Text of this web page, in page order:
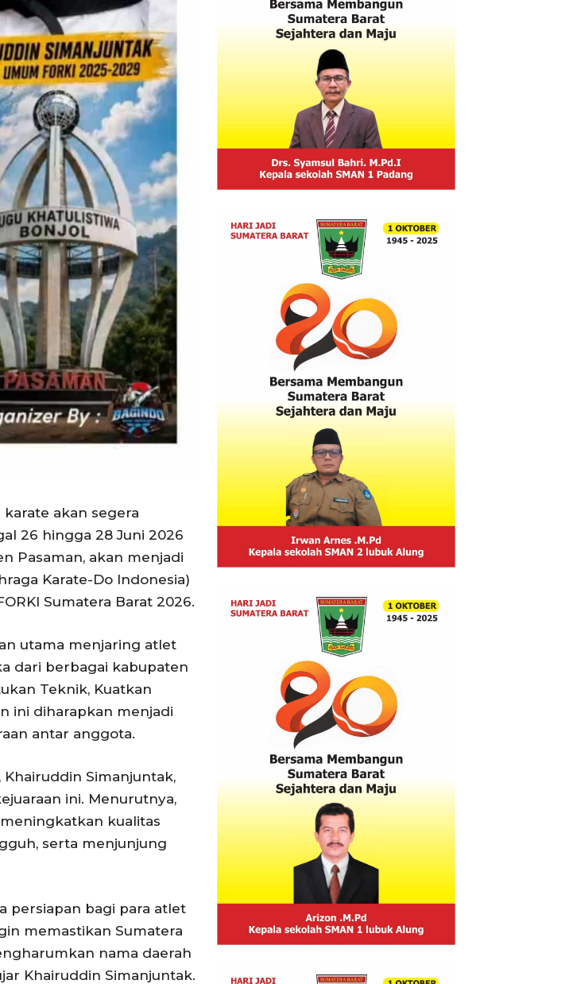
akan segera
26 hingga 28 Juni 2026
Pasaman, akan menjadi
Karate-Do Indonesia)
Sumatera Barat 2026.
utama menjaring atlet
dari berbagai kabupaten
Teknik, Kuatkan
ini diharapkan menjadi
antar anggota.
Khairuddin Simanjuntak,
ini. Menurutnya,
kualitas
serta menjunjung
persiapan bagi para atlet
memastikan Sumatera
nama daerah
Khairuddin Simanjuntak.